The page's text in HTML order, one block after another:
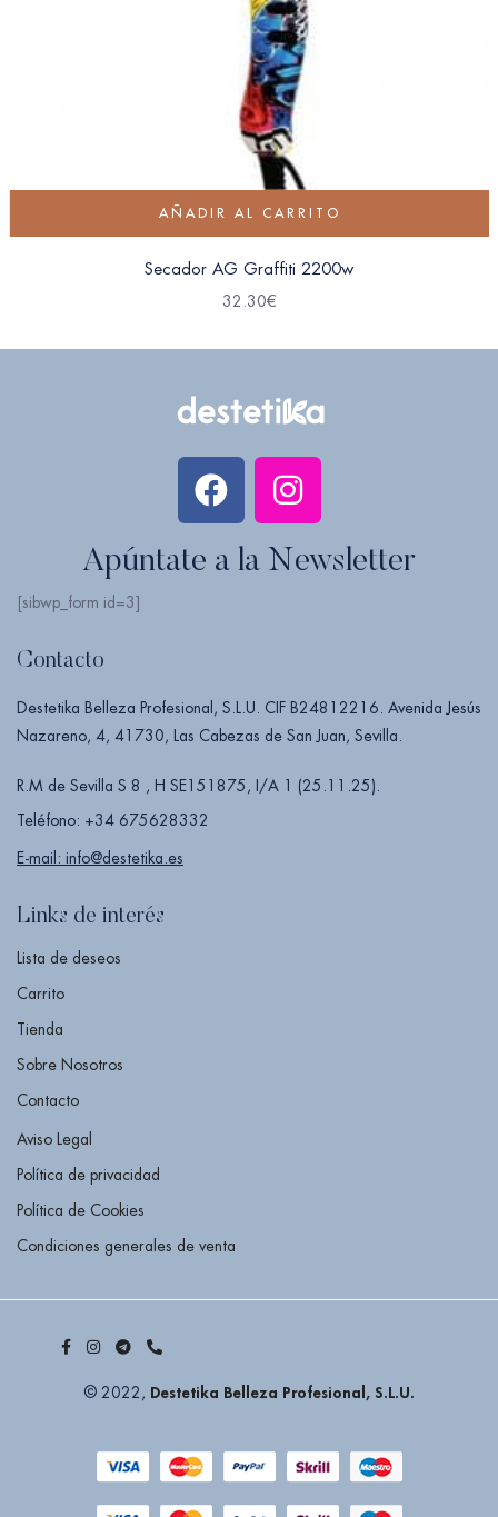
AÑADIR AL CARRITO
Secador AG Graffiti 2200w
32.30€
Apúntate a la Newsletter
[sibwp_form id=3]
Contacto
Destetika Belleza Profesional, S.L.U. CIF B24812216. Avenida Jesús
Nazareno, 4, 41730, Las Cabezas de San Juan, Sevilla.
R.M de Sevilla S 8 , H SE151875, I/A 1 (25.11.25).
Teléfono: +34 675628332
E-mail: info@destetika.es
Links de interés
Lista de deseos
Carrito
Tienda
Sobre Nosotros
Contacto
Aviso Legal
Política de privacidad
Política de Cookies
Condiciones generales de venta
© 2022, Destetika Belleza Profesional, S.L.U.